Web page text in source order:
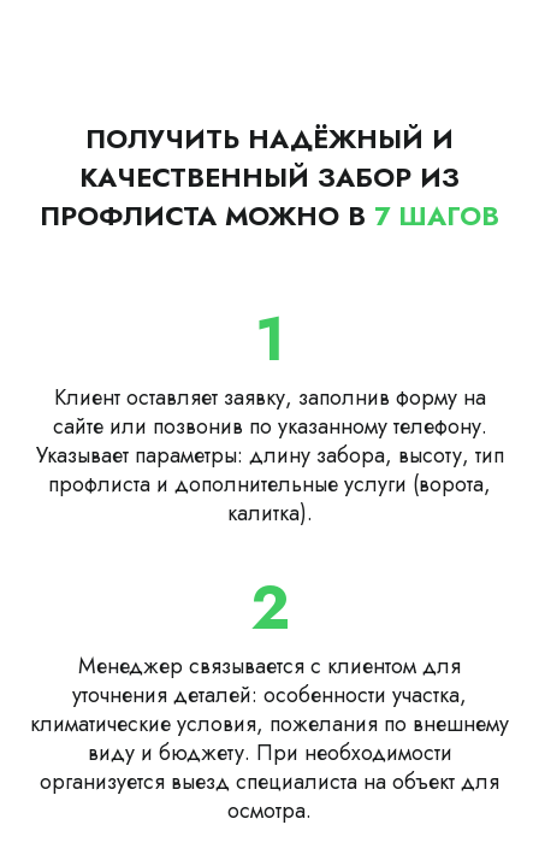
ПОЛУЧИТЬ НАДЁЖНЫЙ И
КАЧЕСТВЕННЫЙ ЗАБОР ИЗ
ПРОФЛИСТА МОЖНО В 7 ШАГОВ
1
Клиент оставляет заявку, заполнив форму на
сайте или позвонив по указанному телефону.
Указывает параметры: длину забора, высоту, тип
профлиста и дополнительные услуги (ворота,
калитка).
2
Менеджер связывается с клиентом для
уточнения деталей: особенности участка,
климатические условия, пожелания по внешнему
виду и бюджету. При необходимости
организуется выезд специалиста на объект для
осмотра.